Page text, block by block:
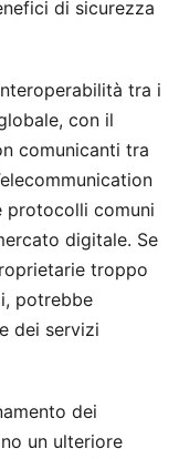
di sicurezza
tra i
con il
comunicanti tra
protocolli comuni
digitale. Se
troppo
potrebbe
dei servizi
dei
un ulteriore